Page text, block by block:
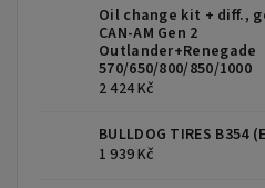
Oil change kit + diff.,
CAN-AM Gen 2
Outlander+Renegade
570/650/800/850/1000
2 424 Kč
BULLDOG TIRES B354
1 939 Kč